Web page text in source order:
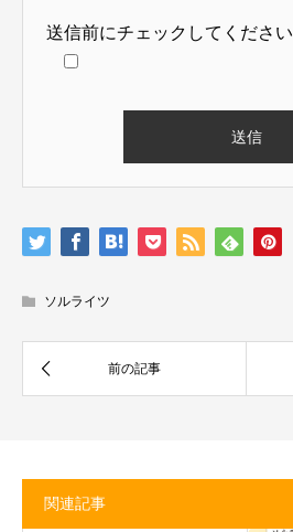
送信前にチェックしてください
ソルライツ
関連記事